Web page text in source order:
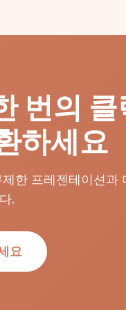
번의
하세요
한 프레젠테이션과
.
요